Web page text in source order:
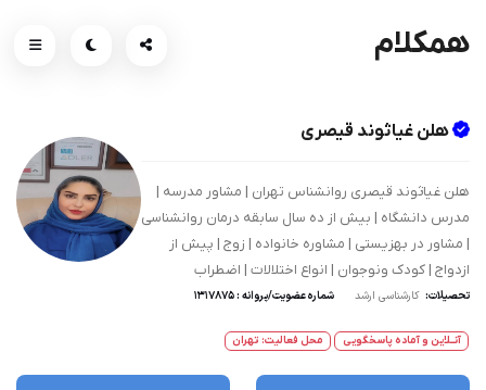
همکلام
هلن غیاثوند قیصری
هلن غیاثوند قیصری روانشناس تهران | مشاور مدرسه |
مدرس دانشگاه | بیش از ده سال سابقه درمان روانشناسی
| مشاور در بهزیستی | مشاوره خانواده | زوج | پیش از
ازدواج | کودک ونوجوان | انواع اختلالات | اضطراب
تحصیلات: کارشناسی ارشد شماره عضویت/پروانه : 1317875
آنــلاین و آماده پاسخگویی محل فعالیت: تهران